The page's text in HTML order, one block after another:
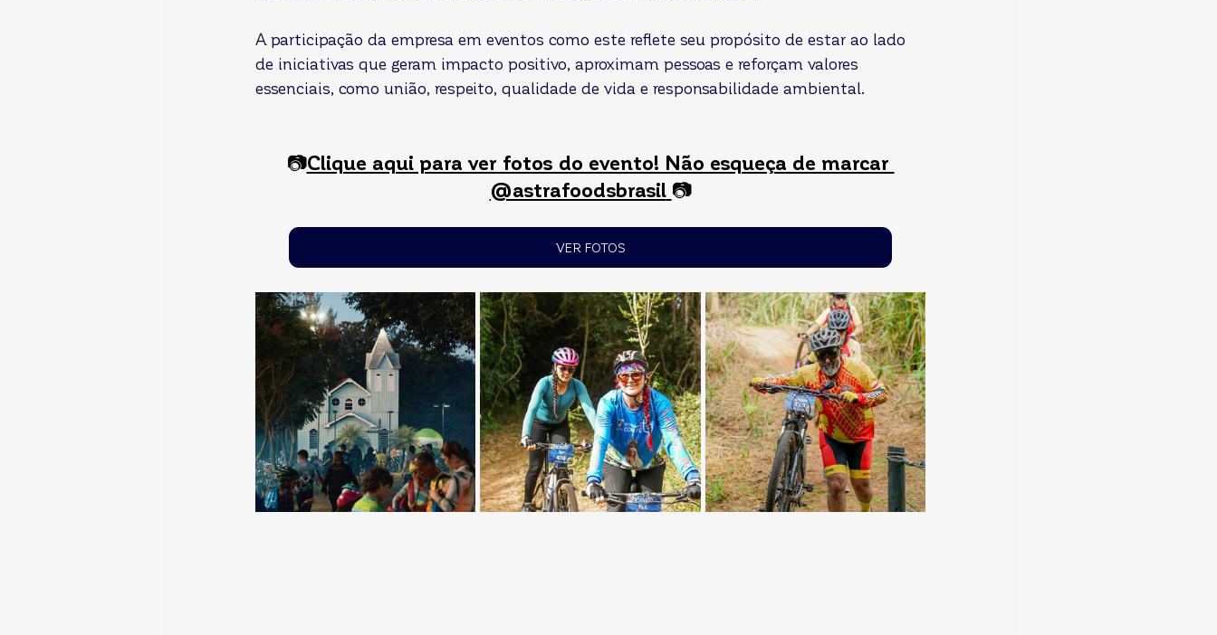
A participação da empresa em eventos como este reflete seu propósito de estar ao lado
de iniciativas que geram impacto positivo, aproximam pessoas e reforçam valores
essenciais, como união, respeito, qualidade de vida e responsabilidade ambiental.
📷Clique aqui para ver fotos do evento! Não esqueça de marcar
@astrafoodsbrasil 📷
VER FOTOS